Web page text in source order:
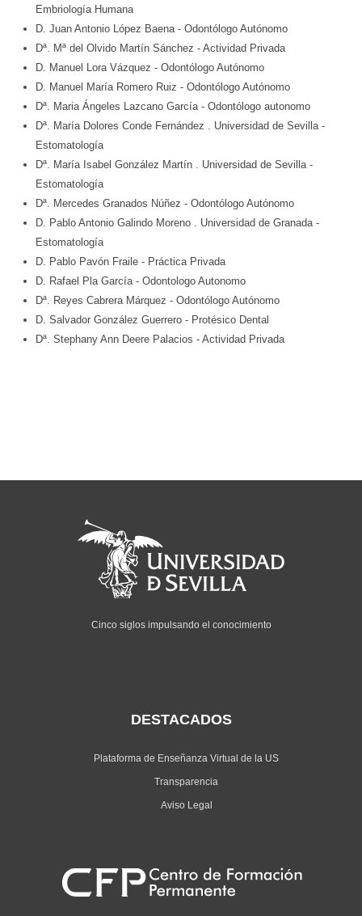
Embriología Humana
D. Juan Antonio López Baena - Odontólogo Autónomo
Dª. Mª del Olvido Martín Sánchez - Actividad Privada
D. Manuel Lora Vázquez - Odontólogo Autónomo
D. Manuel María Romero Ruiz - Odontólogo Autónomo
Dª. Maria Ángeles Lazcano García - Odontólogo autonomo
Dª. María Dolores Conde Fernández
. Universidad de Sevilla -
Estomatología
Dª. María Isabel González Martín
. Universidad de Sevilla -
Estomatología
Dª. Mercedes Granados Núñez - Odontólogo Autónomo
D. Pablo Antonio Galindo Moreno
. Universidad de Granada -
Estomatología
D. Pablo Pavón Fraile - Práctica Privada
D. Rafael Pla García - Odontologo Autonomo
Dª. Reyes Cabrera Márquez - Odontólogo Autónomo
D. Salvador González Guerrero - Protésico Dental
Dª. Stephany Ann Deere Palacios - Actividad Privada
Cinco siglos impulsando el conocimiento
DESTACADOS
Plataforma de Enseñanza Virtual de la US
Transparencia
Aviso Legal